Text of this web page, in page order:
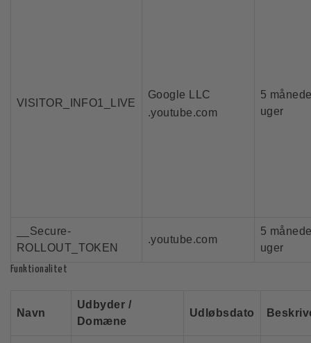
VISITOR_INFO1_LIVE
Google LLC
.youtube.com
5
uger
__Secure-
ROLLOUT_TOKEN
.youtube.com
5
uger
Funktionalitet
Navn
Udbyder /
Domæne
Udløbsdato